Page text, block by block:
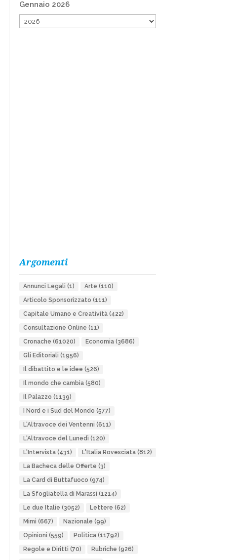
Gennaio 2026
Argomenti
Annunci Legali (1) Arte (110)
Articolo Sponsorizzato (111)
Capitale Umano e Creatività(422)
Consultazione Online (11)
Cronache (61020) Economia(3686)
Gli Editoriali (1956)
Il dibattito e le idee (526)
Il mondo che cambia(580)
Il Palazzo (1139)
I Nord e i Sud del Mondo (577)
L'Altravoce dei Ventenni (611)
L'Altravoce del Lunedì (120)
L'Intervista(431) L'Italia Rovesciata(812)
La Bacheca delle Offerte (3)
La Card di Buttafuoco (974)
La Sfogliatella di Marassi (1214)
Le due Italie (3052) Lettere (62)
Mimì (667) Nazionale (99)
Opinioni (559) Politica(11792)
Regole e Diritti (70) Rubriche (926)